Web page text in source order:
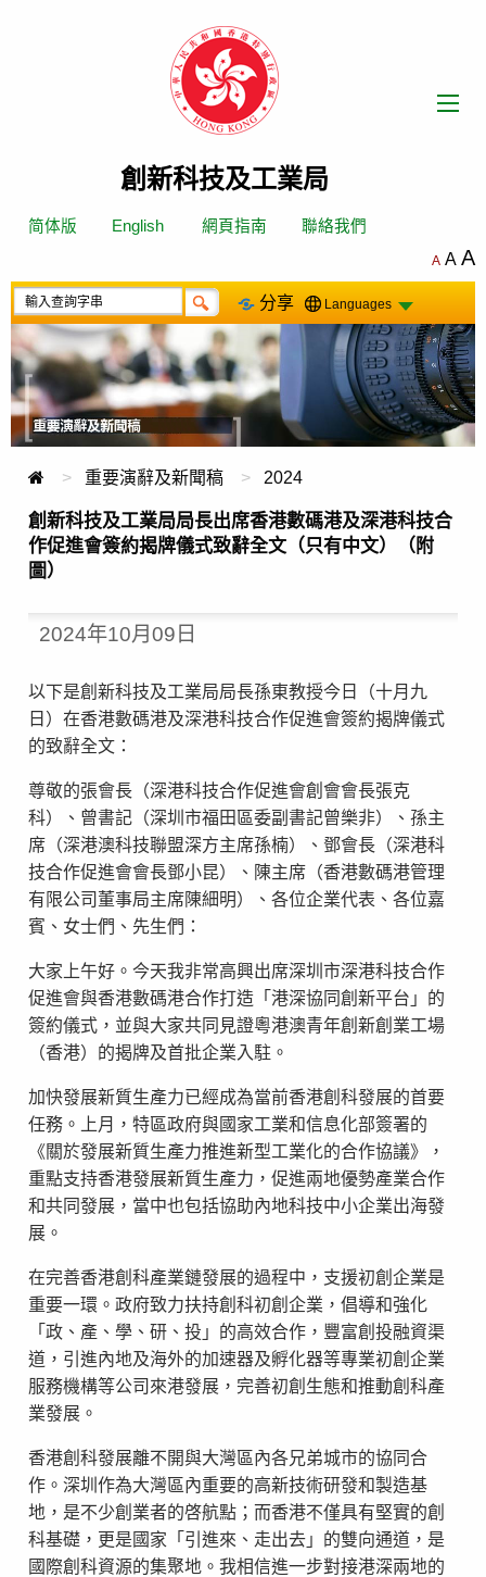
創新科技及工業局
简体版 English 網頁指南 聯絡我們
A A A
分享 Languages
重要演辭及新聞稿 2024
創新科技及工業局局長出席香港數碼港及深港科技合
作促進會簽約揭牌儀式致辭全文（只有中文）（附
圖）
2024年10月09日
以下是創新科技及工業局局長孫東教授今日（十月九
日）在香港數碼港及深港科技合作促進會簽約揭牌儀式
的致辭全文：
尊敬的張會長（深港科技合作促進會創會會長張克
科）、曾書記（深圳市福田區委副書記曾樂非）、孫主
席（深港澳科技聯盟深方主席孫楠）、鄧會長（深港科
技合作促進會會長鄧小昆）、陳主席（香港數碼港管理
有限公司董事局主席陳細明）、各位企業代表、各位嘉
賓、女士們、先生們：
大家上午好。今天我非常高興出席深圳市深港科技合作
促進會與香港數碼港合作打造「港深協同創新平台」的
簽約儀式，並與大家共同見證粵港澳青年創新創業工場
（香港）的揭牌及首批企業入駐。
加快發展新質生產力已經成為當前香港創科發展的首要
任務。上月，特區政府與國家工業和信息化部簽署的
《關於發展新質生產力推進新型工業化的合作協議》，
重點支持香港發展新質生產力，促進兩地優勢產業合作
和共同發展，當中也包括協助內地科技中小企業出海發
展。
在完善香港創科產業鏈發展的過程中，支援初創企業是
重要一環。政府致力扶持創科初創企業，倡導和強化
「政、產、學、研、投」的高效合作，豐富創投融資渠
道，引進內地及海外的加速器及孵化器等專業初創企業
服務機構等公司來港發展，完善初創生態和推動創科產
業發展。
香港創科發展離不開與大灣區內各兄弟城市的協同合
作。深圳作為大灣區內重要的高新技術研發和製造基
地，是不少創業者的啓航點；而香港不僅具有堅實的創
科基礎，更是國家「引進來、走出去」的雙向通道，是
國際創科資源的集聚地。我相信進一步對接港深兩地的